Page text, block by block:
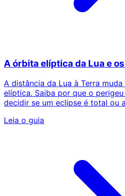
A órbita elíptica da Lua e
A distância da Lua à Terra
elíptica. Saiba por que o
decidir se um eclipse é total ou
Leia o guia